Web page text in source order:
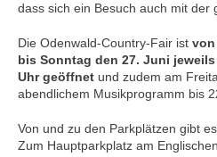
dass sich ein Besuch auch mit der
Die Odenwald-Country-Fair ist von
bis Sonntag den 27. Juni
Uhr geöffnet und zudem am
abendlichem Musikprogramm bis
Von und zu den Parkplätzen gibt
Zum Hauptparkplatz am